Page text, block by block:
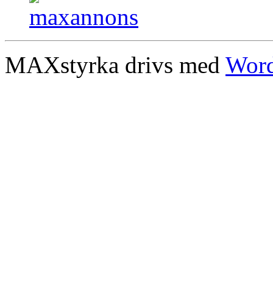
MAXstyrka drivs med